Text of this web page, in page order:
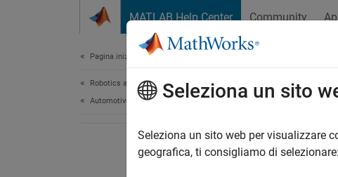
MATLAB Help Center Community
Pagina iniziale della documentazione
Robotics and Autonomous Systems
Automotive
Seleziona un sito
Seleziona un sito web per visualizzare
geografica, ti consigliamo di selezionare: